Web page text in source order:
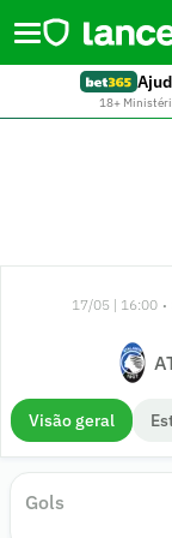
18+
17/05 | 16:00 •
Visão geral
Gols